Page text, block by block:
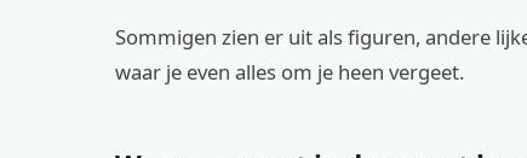
Sommigen zien er uit als figuren, andere
waar je even alles om je heen vergeet.